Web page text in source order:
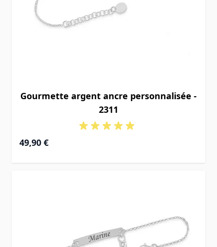
Gourmette argent ancre personnalisée -
2311
49,90 €